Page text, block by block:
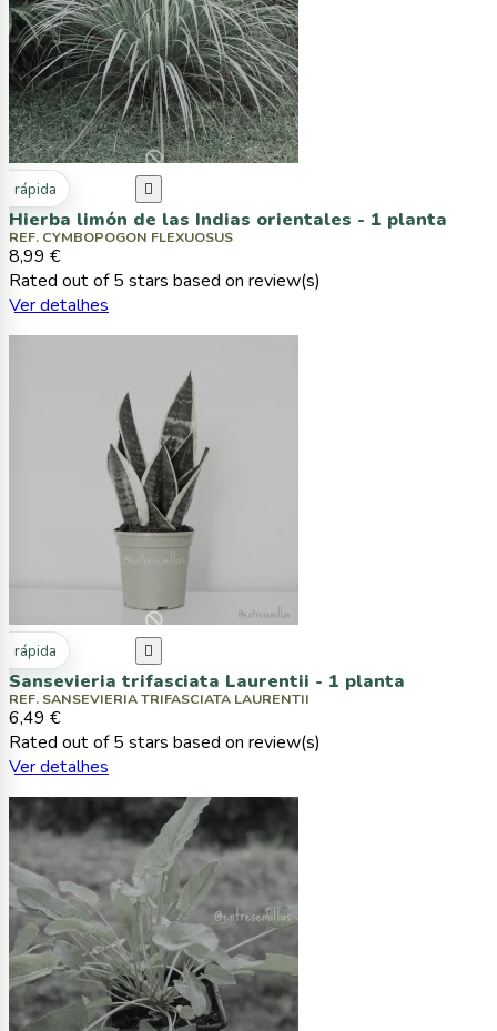
rápida 
Hierba limón de las Indias orientales - 1 planta
REF. CYMBOPOGON FLEXUOSUS
8,99 €
Rated out of 5 stars based on review(s)
Ver detalhes
rápida 
Sansevieria trifasciata Laurentii - 1 planta
REF. SANSEVIERIA TRIFASCIATA LAURENTII
6,49 €
Rated out of 5 stars based on review(s)
Ver detalhes